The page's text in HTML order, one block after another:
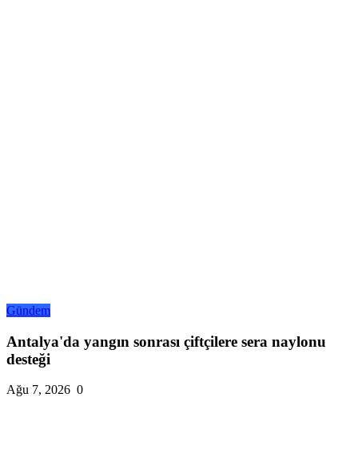
Gündem
Antalya'da yangın sonrası çiftçilere sera naylonu
desteği
Ağu 7, 2026 0